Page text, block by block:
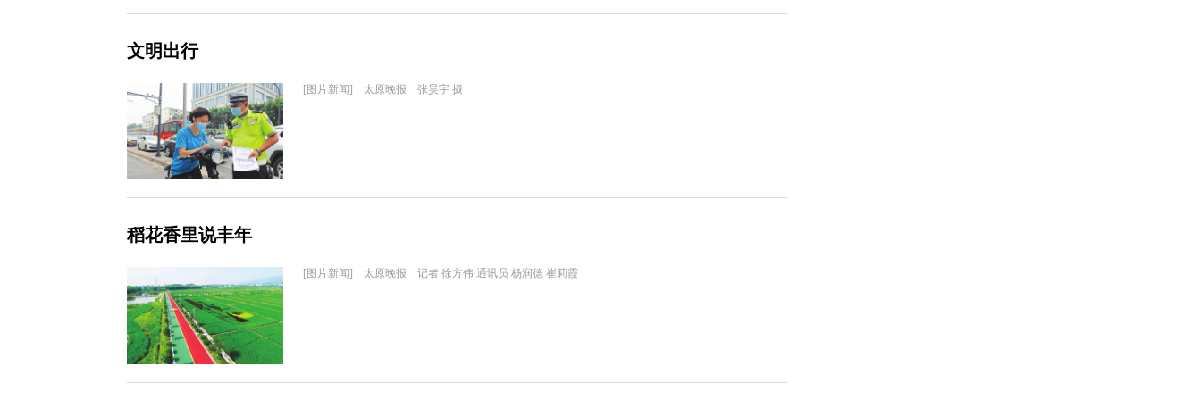
文明出行
[图片新闻] 太原晚报 张昊宇 摄
稻花香里说丰年
[图片新闻] 太原晚报 记者 徐方伟 通讯员 杨润德 崔莉霞